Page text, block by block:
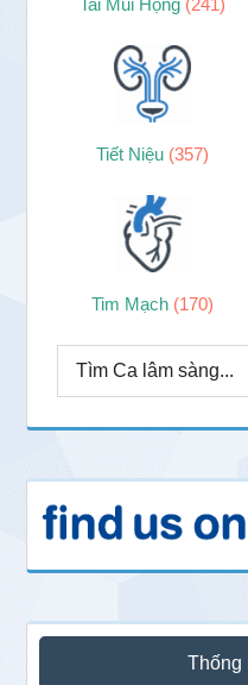
Tai Mũi Họng (241)
Tiết Niệu (357)
Tim Mạch (170)
Thống